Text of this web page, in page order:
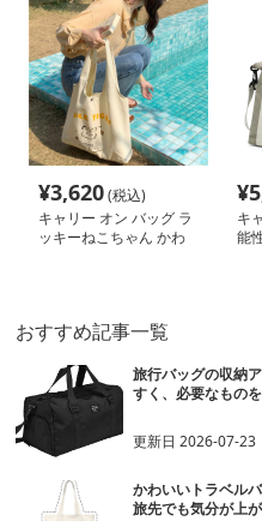
¥3,620(税込)
キャリー オン バッグ ラ
ッキーねこちゃん かわ
¥
キ
能
おすすめ記事一覧
旅行バッグの収納
すく、必要なもの
更新日2026-07-23
かわいいトラベル
旅先でも気分が上が